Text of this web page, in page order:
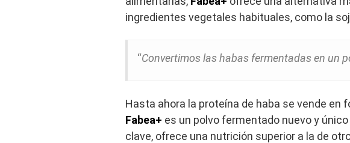
ingredientes vegetales habituales, como la
“Convertimos las habas fermentadas en un
Hasta ahora la proteína de haba se vende en
Fabea+ es un polvo fermentado nuevo y
clave, ofrece una nutrición superior a la de